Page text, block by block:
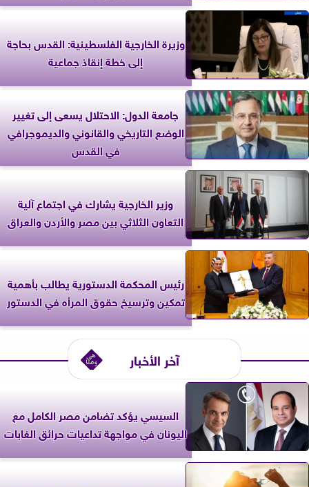
وزيرة الخارجية الفلسطينية: القدس بحاجة
إلى خطة إنقاذ جماعية
جامعة الدول: الاحتلال يسعى إلى تغيير
الوضع التاريخي والقانوني والديموجرافي
في القدس
وزير الخارجية يشارك في اجتماع آلية
التعاون الثلاثي بين مصر والأردن والعراق
رئيس المحكمة الدستورية يطالب بأهمية
تمكين وترسيخ حقوق المرأه في الدستور
آخر الأخبار
السيسي يؤكد تضامن مصر الكامل مع
اليونان في مواجهة تداعيات حرائق الغابات